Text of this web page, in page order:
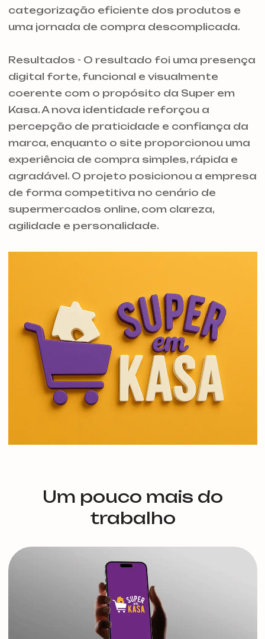
categorização eficiente dos produtos e
uma jornada de compra descomplicada.
Resultados - O resultado foi uma presença
digital forte, funcional e visualmente
coerente com o propósito da Super em
Kasa. A nova identidade reforçou a
percepção de praticidade e confiança da
marca, enquanto o site proporcionou uma
experiência de compra simples, rápida e
agradável. O projeto posicionou a empresa
de forma competitiva no cenário de
supermercados online, com clareza,
agilidade e personalidade.
Um pouco mais do
trabalho